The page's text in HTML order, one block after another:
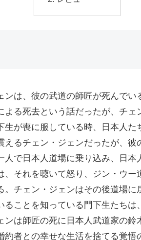
ンは、彼の武道の師匠が死んで
よる死去という話だったが、チ
が喪に服している時、日本人た
えるチェン・ジェンだったが、彼
で日本人道場に乗り込み、日本
、それを聴いて怒り、ジン・ウー
。チェン・ジェンはその後道場
ることを知っている門下生たち
ンは師匠の死に日本人武道家の鈴
約者との幸せな生活を捨てる覚